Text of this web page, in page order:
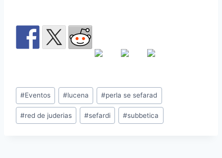
#Eventos #lucena #perla se sefarad
#red de juderias #sefardi #subbetica